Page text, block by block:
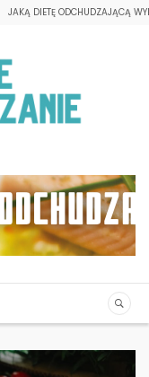
JAKĄ DIETĘ ODCHUDZAJĄCĄ